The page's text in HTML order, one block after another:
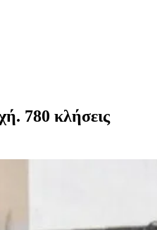
780 κλήσεις